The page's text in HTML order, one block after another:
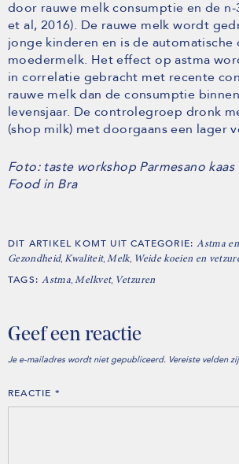
door rauwe melk consumptie en de n-
et al, 2016). De rauwe melk wordt
jonge kinderen en is de
moedermelk. Het effect op astma
in correlatie gebracht met recente
rauwe melk dan de consumptie
levensjaar. De controlegroep dronk
(shop milk) met doorgaans een lager
Foto: taste workshop Parmesano
Food in Bra
DIT ARTIKEL KOMT UIT CATEGORIE:Astma
Gezondheid, Kwaliteit, Melk, Weide koeien en
TAGS:Astma Melkvet, Vetzuren
Geef een reactie
Je e-mailadres wordt niet gepubliceerd. Vereiste velden
REACTIE *